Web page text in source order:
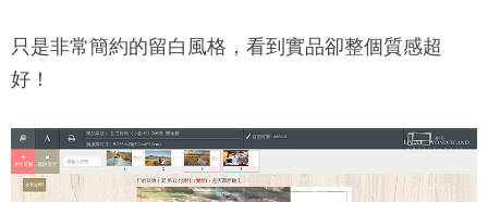
只是非常簡約的留白風格，看到實品卻整個質感超
好！